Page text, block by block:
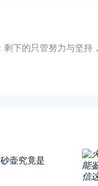
下的只管努力与坚持
壶究竟是